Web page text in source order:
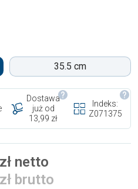
35.5 cm
Dostawa
już od
13,99 zł
Indeks:
Z071375
netto
brutto